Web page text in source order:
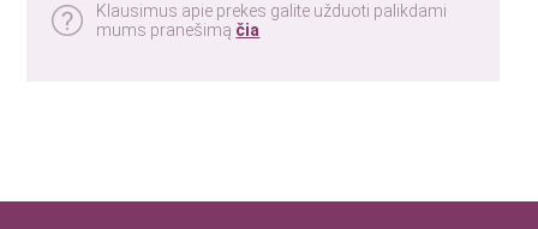
Klausimus apie prekes galite užduoti palikdami
mums pranešimą čia